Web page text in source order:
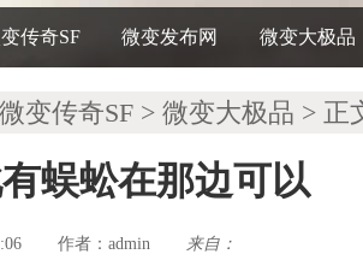
传奇SF 微变发布网 微变大极品
微变传奇SF > 微变大极品 > 正
蜈蚣在那边可以
作者： admin 来自：